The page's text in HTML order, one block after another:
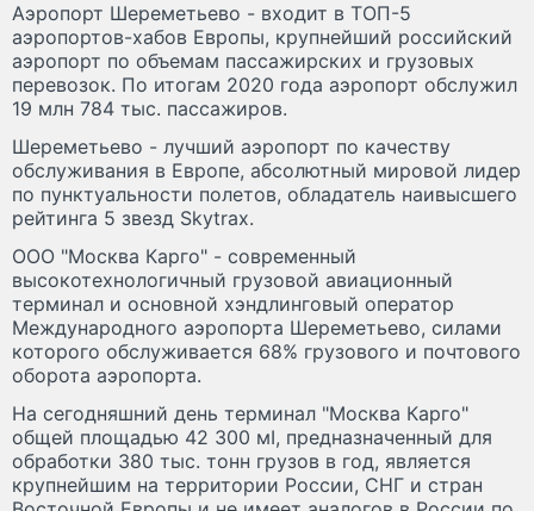
Аэропорт Шереметьево - входит в ТОП-5
аэропортов-хабов Европы, крупнейший российский
аэропорт по объемам пассажирских и грузовых
перевозок. По итогам 2020 года аэропорт обслужил
19 млн 784 тыс. пассажиров.
Шереметьево - лучший аэропорт по качеству
обслуживания в Европе, абсолютный мировой лидер
по пунктуальности полетов, обладатель наивысшего
рейтинга 5 звезд Skytrax.
ООО "Москва Карго" - современный
высокотехнологичный грузовой авиационный
терминал и основной хэндлинговый оператор
Международного аэропорта Шереметьево, силами
которого обслуживается 68% грузового и почтового
оборота аэропорта.
На сегодняшний день терминал "Москва Карго"
общей площадью 42 300 мІ, предназначенный для
обработки 380 тыс. тонн грузов в год, является
крупнейшим на территории России, СНГ и стран